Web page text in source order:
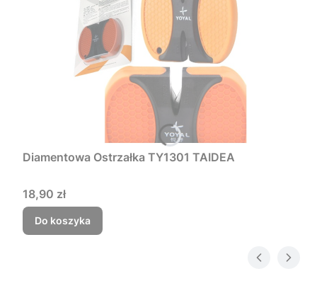
Diamentowa Ostrzałka TY1301 TAIDEA
Cena
18,90 zł
Do koszyka